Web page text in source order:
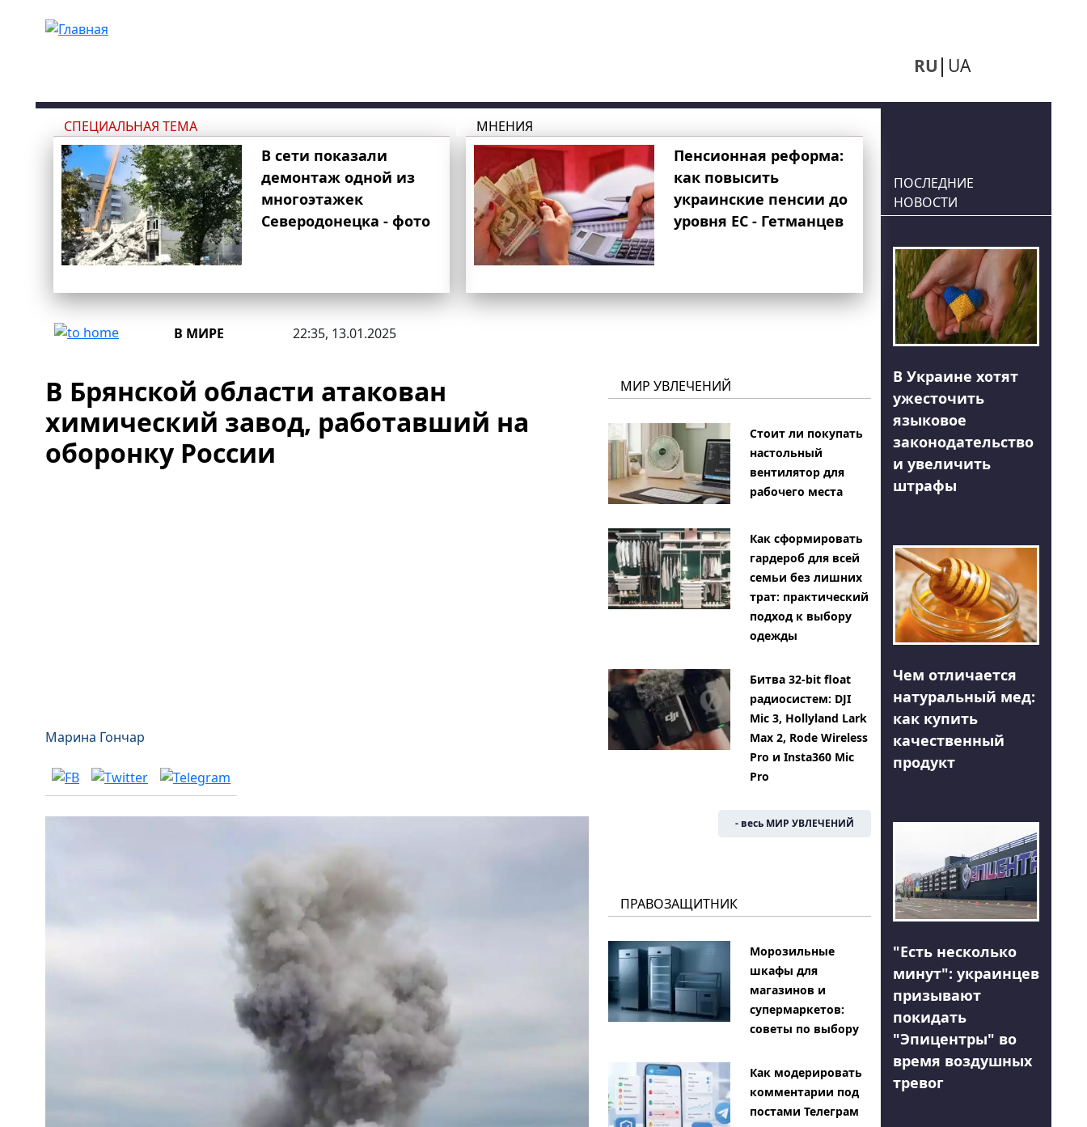
RU UA
СПЕЦИАЛЬНАЯ ТЕМА
В сети показали
демонтаж одной из
многоэтажек
Северодонецка - фото
МНЕНИЯ
Пенсионная реформа:
как повысить
украинские пенсии до
уровня ЕС - Гетманцев
В МИРЕ 22:35, 13.01.2025
В Брянской области атакован
химический завод, работавший на
оборонку России
Марина Гончар
МИР УВЛЕЧЕНИЙ
Стоит ли покупать
настольный
вентилятор для
рабочего места
Как сформировать
гардероб для всей
семьи без лишних
трат: практический
подход к выбору
одежды
Битва 32-bit float
радиосистем: DJI
Mic 3, Hollyland Lark
Max 2, Rode Wireless
Pro и Insta360 Mic
Pro
- весь МИР УВЛЕЧЕНИЙ
ПРАВОЗАЩИТНИК
Морозильные
шкафы для
магазинов и
супермаркетов:
советы по выбору
Как модерировать
комментарии под
постами Телеграм
ПОСЛЕДНИЕ
НОВОСТИ
В Украине хотят
ужесточить
языковое
законодательство
и увеличить
штрафы
Чем отличается
натуральный мед:
как купить
качественный
продукт
"Есть несколько
минут": украинцев
призывают
покидать
"Эпицентры" во
время воздушных
тревог